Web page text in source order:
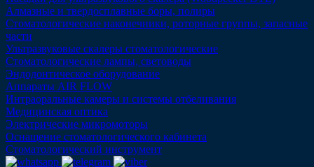
Алмазные и твердосплавные боры, полиры
Стоматологические наконечники, роторные группы, запасные
части
Ультразвуковые скалеры стоматологические
Стоматологические лампы, световоды
Эндодонтическое оборудование
Аппараты AIR FLOW
Интраоральные камеры и системы отбеливания
Медицинская оптика
Электрические микромоторы
Оснащение стоматологического кабинета
Стоматологический инструмент